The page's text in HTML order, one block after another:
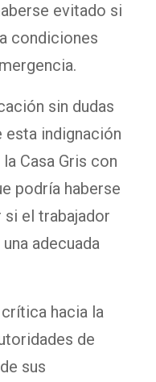
evitado si
condiciones
sin dudas
indignación
Casa Gris con
podría haberse
el trabajador
adecuada
hacia la
de
sus